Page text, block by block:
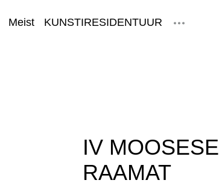
Meist KUNSTIRESIDENTUUR
IV MOOSESE
RAAMAT